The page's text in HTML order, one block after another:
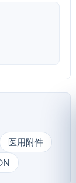
医用附件